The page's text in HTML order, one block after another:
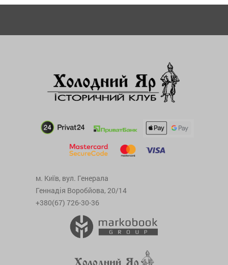
м. Київ, вул. Генерала
Геннадія Воробйова, 20/14
+380(67) 726-30-36